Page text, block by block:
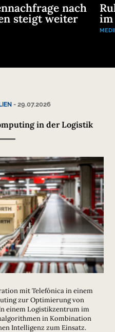
nach
steigt weiter im
- 29.07.2026
in der Logistik
mit Telefónica in einem
zur Optimierung von
einem Logistikzentrum im
in Kombination
Intelligenz zum Einsatz.